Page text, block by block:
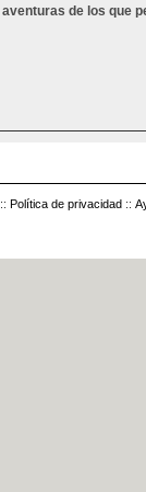
de los que
:: Política de privacidad ::